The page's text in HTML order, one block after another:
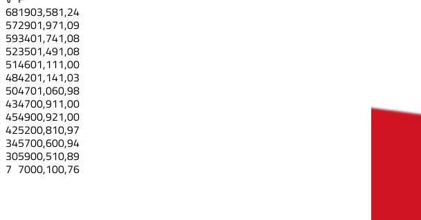
681903,581,24
572901,971,09
593401,741,08
523501,491,08
514601,111,00
484201,141,03
504701,060,98
434700,911,00
454900,921,00
425200,810,97
345700,600,94
305900,510,89
7 7000,100,76